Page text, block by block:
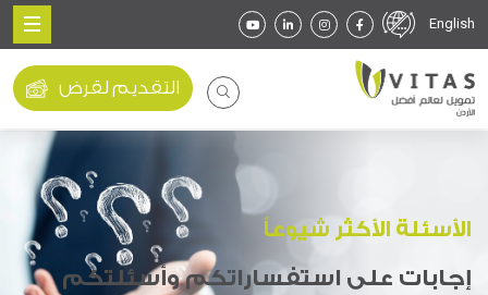
English
التقديم لقرض
الأسئلة الأكثر شيوعاً
إجابات على استفساراتكم وأسئلتكم